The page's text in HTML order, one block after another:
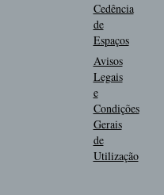
Cedência
de
Espaços
Avisos
Legais
e
Condições
Gerais
de
Utilização